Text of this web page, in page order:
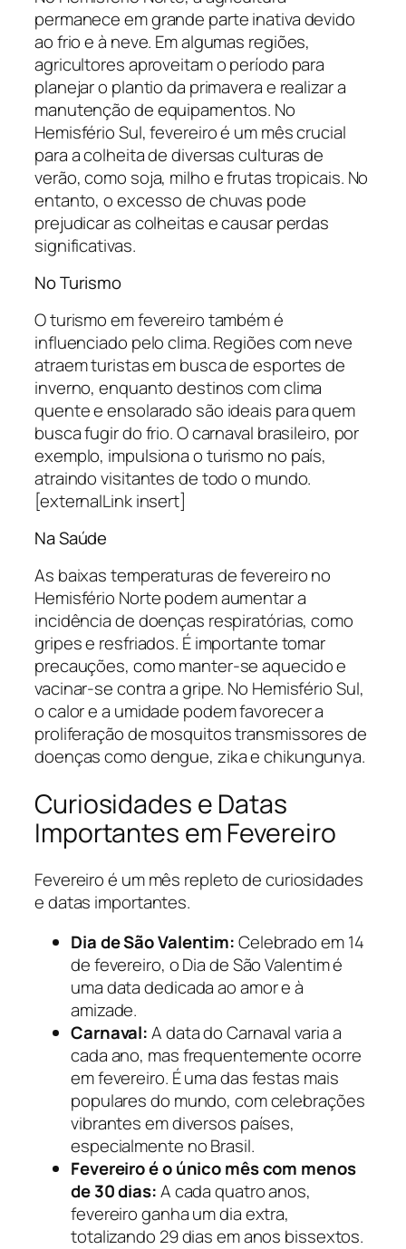
permanece em grande parte inativa devido
ao frio e à neve. Em algumas regiões,
agricultores aproveitam o período para
planejar o plantio da primavera e realizar a
manutenção de equipamentos. No
Hemisfério Sul, fevereiro é um mês crucial
para a colheita de diversas culturas de
verão, como soja, milho e frutas tropicais. No
entanto, o excesso de chuvas pode
prejudicar as colheitas e causar perdas
significativas.
No Turismo
O turismo em fevereiro também é
influenciado pelo clima. Regiões com neve
atraem turistas em busca de esportes de
inverno, enquanto destinos com clima
quente e ensolarado são ideais para quem
busca fugir do frio. O carnaval brasileiro, por
exemplo, impulsiona o turismo no país,
atraindo visitantes de todo o mundo.
[externalLink insert]
Na Saúde
As baixas temperaturas de fevereiro no
Hemisfério Norte podem aumentar a
incidência de doenças respiratórias, como
gripes e resfriados. É importante tomar
precauções, como manter-se aquecido e
vacinar-se contra a gripe. No Hemisfério Sul,
o calor e a umidade podem favorecer a
proliferação de mosquitos transmissores de
doenças como dengue, zika e chikungunya.
Curiosidades e Datas
Importantes em Fevereiro
Fevereiro é um mês repleto de curiosidades
e datas importantes.
Dia de São Valentim:Celebrado em 14
de fevereiro, o Dia de São Valentim é
uma data dedicada ao amor e à
amizade.
Carnaval:A data do Carnaval varia a
cada ano, mas frequentemente ocorre
em fevereiro. É uma das festas mais
populares do mundo, com celebrações
vibrantes em diversos países,
especialmente no Brasil.
Fevereiro é o único mês com menos
de 30 dias:A cada quatro anos,
fevereiro ganha um dia extra,
totalizando 29 dias em anos bissextos.